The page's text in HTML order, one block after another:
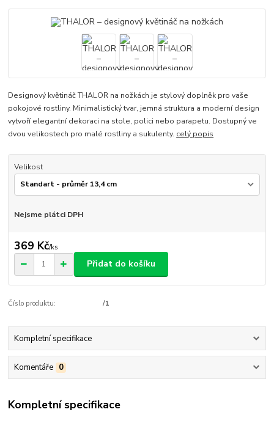
Designový květináč THALOR na nožkách je stylový doplněk pro vaše
pokojové rostliny. Minimalistický tvar, jemná struktura a moderní design
vytvoří elegantní dekoraci na stole, polici nebo parapetu. Dostupný ve
dvou velikostech pro malé rostliny a sukulenty. celý popis
Velikost
Nejsme plátci DPH
369 Kč/ks
Přidat do košíku
Číslo produktu: /1
Kompletní specifikace
Komentáře 0
Kompletní specifikace